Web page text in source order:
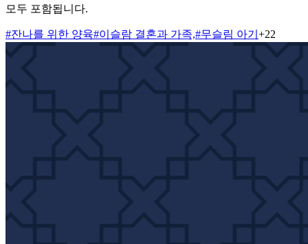
모두 포함됩니다.
#잔나를 위한 양육#이슬람 결혼과 가족,#무슬림 아기 +22